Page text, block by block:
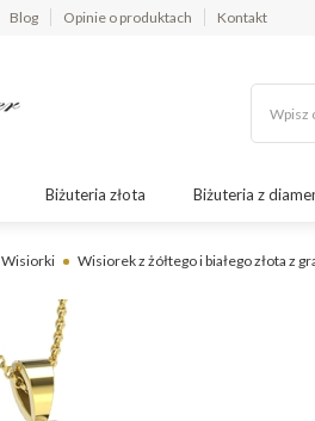
Blog Opinie o produktach Kontakt
Biżuteria złota Biżuteria z
Wisiorki Wisiorek z żółtego i białego złota z